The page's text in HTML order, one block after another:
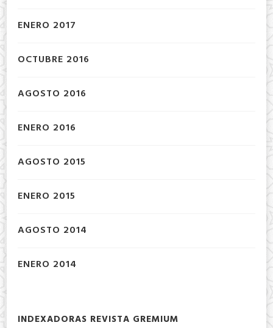
ENERO 2017
OCTUBRE 2016
AGOSTO 2016
ENERO 2016
AGOSTO 2015
ENERO 2015
AGOSTO 2014
ENERO 2014
INDEXADORAS REVISTA GREMIUM